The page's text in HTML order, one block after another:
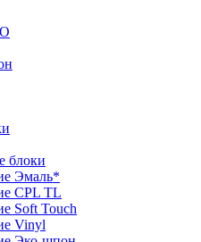
блоки
Эмаль*
CPL TL
Soft Touch
Vinyl